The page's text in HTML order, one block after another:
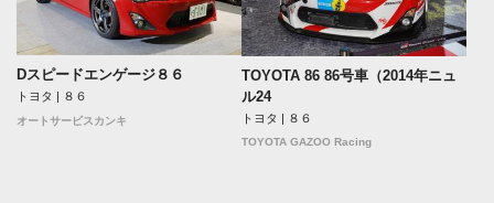
Dスピードエンゲージ８６
トヨタ | ８６
オートサービスカンキ
TOYOTA 86 86号車（2014年ニュ
ル24
トヨタ | ８６
TOYOTA GAZOO Racing